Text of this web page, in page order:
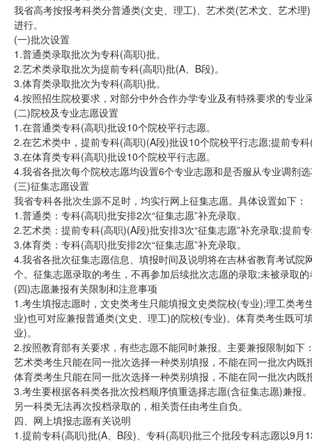
我省高考按报考科类分普通类(文史、理工)、艺术类(艺术文、艺术
进行。
(一)批次设置
1.普通类录取批次为专科(高职)批。
2.艺术类录取批次为提前专科(高职)批(A、B段)。
3.体育类录取批次为专科(高职)批。
4.按照招生院校要求，对部分中外合作办学专业及有特殊要求的专
(二)院校及专业志愿设置
1.在普通类专科(高职)批设10个院校平行志愿。
2.在艺术类中，提前专科(高职)(A段)批设10个院校平行志愿;提前专
3.在体育类专科(高职)批设10个院校平行志愿。
4.我省各批次每个院校志愿均设置6个专业志愿和是否服从专业调剂
(三)征集志愿设置
我省专科各批次生源不足时，均实行网上征集志愿。具体设置如下：
1.普通类：专科(高职)批安排2次“征集志愿”补充录取。
2.艺术类：提前专科(高职)(A段)批安排3次“征集志愿”补充录取;提前
3.体育类：专科(高职)批安排2次“征集志愿”补充录取。
4.我省各批次征集志愿信息、填报时间及说明将在吉林省教育考试
个。征集志愿录取的考生，不再参加后续批次志愿的录取;未被录取
(四)志愿兼报有关限制和注意事项
1.考生填报志愿时，文史类考生只能填报文史类院校(专业);理工类
业)也可对应兼报普通类(文史、理工)的院校(专业)。体育类考生既
业)。
2.按照教育部有关要求，有些志愿不能同时兼报。主要兼报限制如下
艺术类考生只能在同一批次选择一种类别填报，不能在同一批次内
体育类考生只能在同一批次选择一种类别填报，不能在同一批次内
3.考生要根据各科类各批次投档顺序慎重选择志愿(含征集志愿)兼报
另一科类无法再次投档录取的，相关责任由考生自负。
四、网上填报志愿有关说明
1.提前专科(高职)批(A、B段)、专科(高职)批三个批段专科志愿以9